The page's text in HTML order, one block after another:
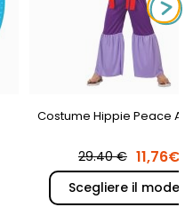
Costume Hippie Peace
29.40 € 11,76€
Scegliere il